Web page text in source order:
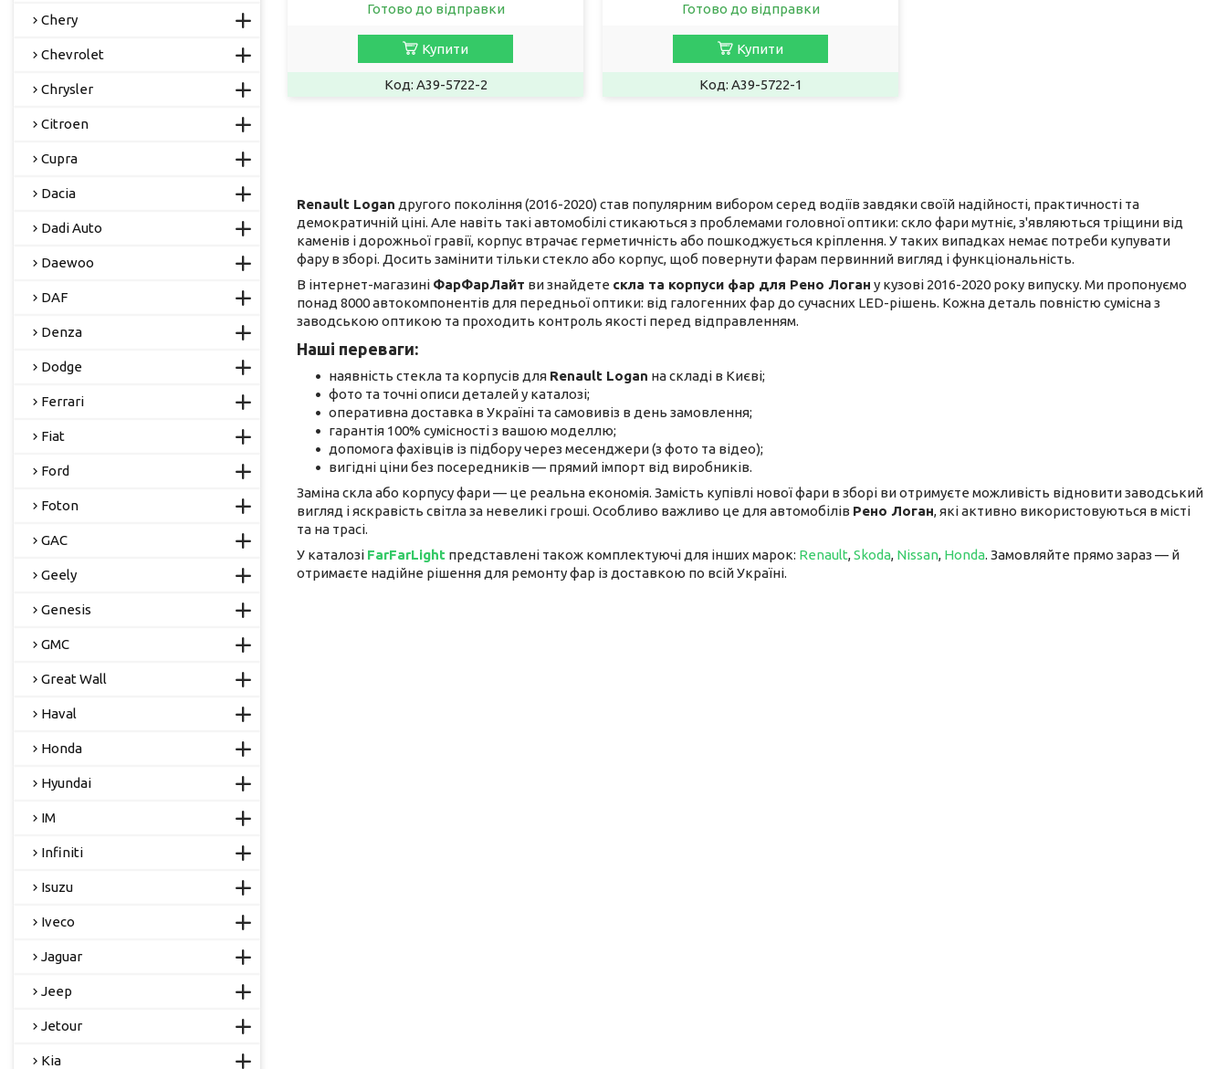
Готово до відправки
Купити
A39-5722-2
Готово до відправки
Купити
A39-5722-1
Renault Logan другого покоління (2016-2020) став популярним вибором серед водіїв завдяки своїй надійності, практичності та
демократичній ціні. Але навіть такі автомобілі стикаються з проблемами головної оптики: скло фари мутніє, з'являються тріщини від
каменів і дорожньої гравії, корпус втрачає герметичність або пошкоджується кріплення. У таких випадках немає потреби купувати
фару в зборі. Досить замінити тільки стекло або корпус, щоб повернути фарам первинний вигляд і функціональність.
В інтернет-магазині ФарФарЛайт ви знайдете скла та корпуси фар для Рено Логан у кузові 2016-2020 року випуску. Ми пропонуємо
понад 8000 автокомпонентів для передньої оптики: від галогенних фар до сучасних LED-рішень. Кожна деталь повністю сумісна з
заводською оптикою та проходить контроль якості перед відправленням.
Наші переваги:
наявність стекла та корпусів для Renault Logan на складі в Києві;
фото та точні описи деталей у каталозі;
оперативна доставка в Україні та самовивіз в день замовлення;
гарантія 100% сумісності з вашою моделлю;
допомога фахівців із підбору через месенджери (з фото та відео);
вигідні ціни без посередників — прямий імпорт від виробників.
Заміна скла або корпусу фари — це реальна економія. Замість купівлі нової фари в зборі ви отримуєте можливість відновити заводський
вигляд і яскравість світла за невеликі гроші. Особливо важливо це для автомобілів Рено Логан, які активно використовуються в місті
та на трасі.
У каталозі FarFarLight представлені також комплектуючі для інших марок: Renault,Skoda, Nissan, Honda. Замовляйте прямо зараз — й
отримаєте надійне рішення для ремонту фар із доставкою по всій Україні.
Chery
Chevrolet
Chrysler
Citroen
Cupra
Dacia
Dadi Auto
Daewoo
DAF
Denza
Dodge
Ferrari
Fiat
Ford
Foton
GAC
Geely
Genesis
GMC
Great Wall
Haval
Honda
Hyundai
IM
Infiniti
Isuzu
Iveco
Jaguar
Jeep
Jetour
Kia